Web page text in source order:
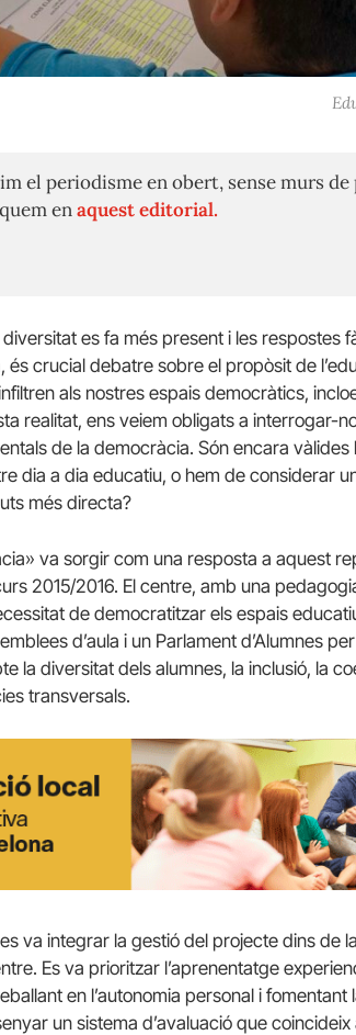
el periodisme en obert, sense murs de
enaquest editorial.
es fa més present i les respostes
és crucial debatre sobre el propòsit de
als nostres espais democràtics,
realitat, ens veiem obligats a interrogar-
de la democràcia. Són encara
dia a dia educatiu, o hem de considerar
més directa?
va sorgir com una resposta a aquest
2015/2016. El centre, amb una
de democratitzar els espais
d’aula i un Parlament d’Alumnes
la diversitat dels alumnes, la inclusió, la
transversals.
va integrar la gestió del projecte dins de
Es va prioritzar l’aprenentatge
en l’autonomia personal i fomentant
un sistema d’avaluació que